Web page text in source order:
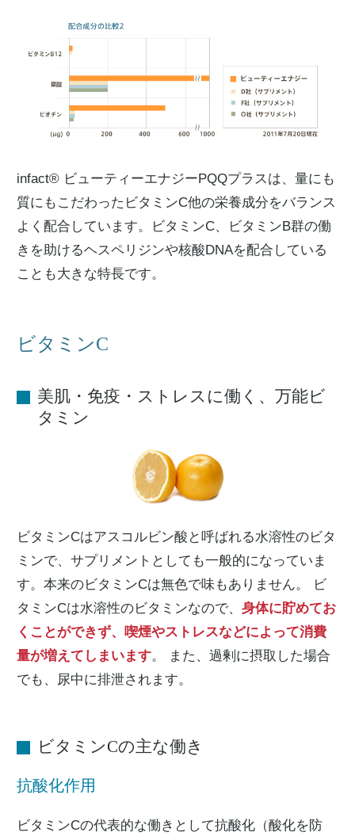
infact® ビューティーエナジーPQQプラスは、量にも
質にもこだわったビタミンC他の栄養成分をバランス
よく配合しています。ビタミンC、ビタミンB群の働
きを助けるヘスペリジンや核酸DNAを配合している
ことも大きな特長です。
ビタミンC
美肌・免疫・ストレスに働く、万能ビ
タミン
ビタミンCはアスコルビン酸と呼ばれる水溶性のビタ
ミンで、サプリメントとしても一般的になっていま
す。本来のビタミンCは無色で味もありません。 ビ
タミンCは水溶性のビタミンなので、 身体に貯めてお
くことができず、喫煙やストレスなどによって消費
量が増えてしまいます。 また、過剰に摂取した場合
でも、尿中に排泄されます。
ビタミンCの主な働き
抗酸化作用
ビタミンCの代表的な働きとして抗酸化（酸化を防